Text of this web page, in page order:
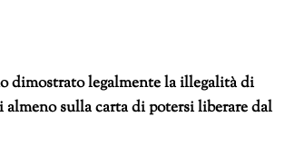
dimostrato legalmente la illegalità di
sulla carta di potersi liberare dal